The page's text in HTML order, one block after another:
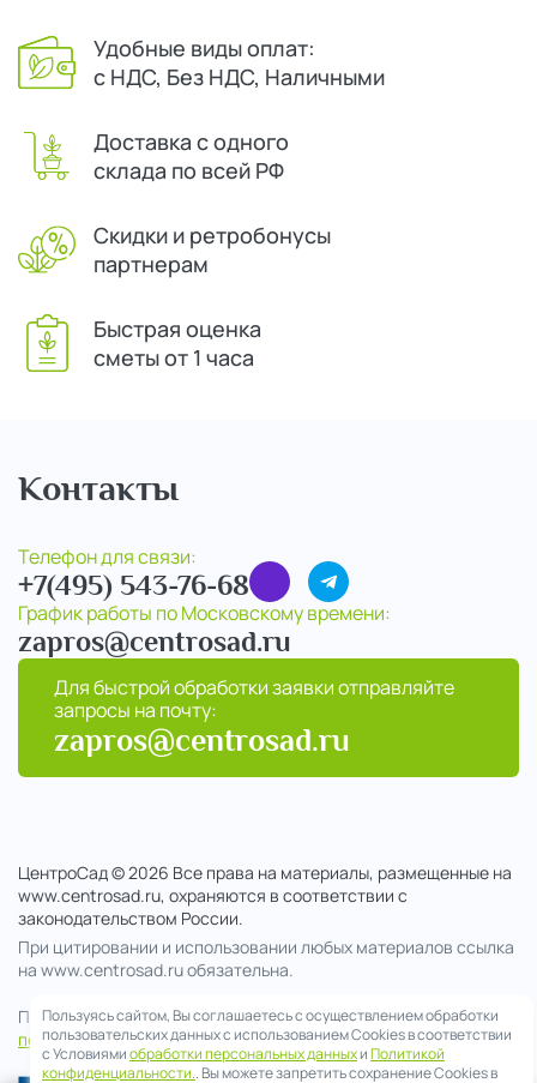
Удобные виды оплат:
с НДС, Без НДС, Наличными
Доставка с одного
склада по всей РФ
Скидки и ретробонусы
партнерам
Быстрая оценка
сметы от 1 часа
Контакты
Телефон для связи:
+7(495) 543-76-68
График работы по Московскому времени:
zapros@centrosad.ru
Для быстрой обработки заявки отправляйте
запросы на почту:
zapros@centrosad.ru
ЦентроСад © 2026 Все права на материалы, размещенные на
www.centrosad.ru, охраняются в соответствии с
законодательством России.
При цитировании и использовании любых материалов ссылка
на www.centrosad.ru обязательна.
Продолжая посещение сайта , вы соглашаетесь на обработку
персональных данных
Пользуясь сайтом, Вы соглашаетесь с осуществлением обработки
пользовательских данных с использованием Cookies в соответствии
с Условиямиобработки персональных данныхиПолитикой
конфиденциальности.. Вы можете запретить сохранение Cookies в